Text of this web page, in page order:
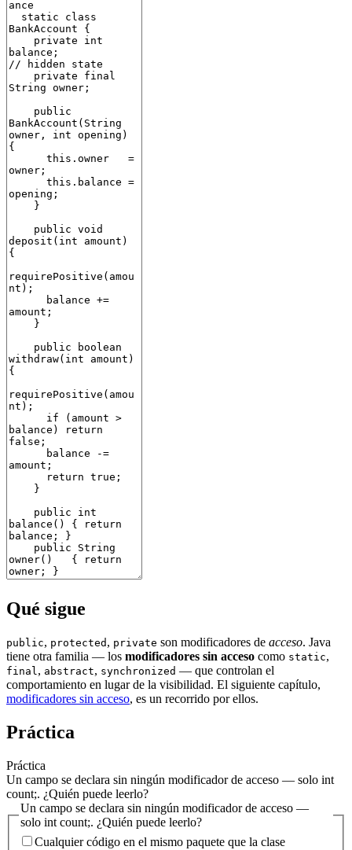
Qué sigue
public, protected , private son modificadores de acceso. Java
tiene otra familia — los modificadores sin acceso como static,
final , abstract, synchronized — que controlan el
comportamiento en lugar de la visibilidad. El siguiente capítulo,
modificadores sin acceso, es un recorrido por ellos.
Práctica
Práctica
Un campo se declara sin ningún modificador de acceso — solo int
count;. ¿Quién puede leerlo?
Un campo se declara sin ningún modificador de acceso —
solo int count;. ¿Quién puede leerlo?
Cualquier código en el mismo paquete que la clase